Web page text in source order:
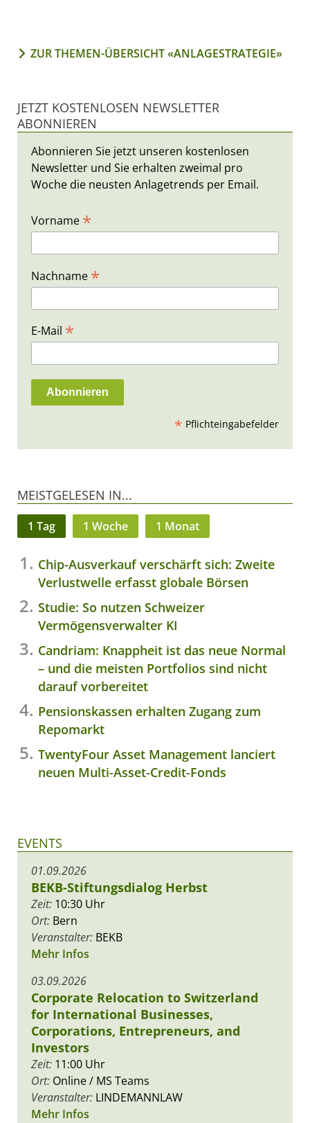
ZUR THEMEN-ÜBERSICHT «ANLAGESTRATEGIE»
JETZT KOSTENLOSEN NEWSLETTER
ABONNIEREN
Abonnieren Sie jetzt unseren kostenlosen
Newsletter und Sie erhalten zweimal pro
Woche die neusten Anlagetrends per Email.
Vorname *
Nachname *
E-Mail *
* Pflichteingabefelder
MEISTGELESEN IN...
1 Tag 1 Woche 1 Monat
Chip-Ausverkauf verschärft sich: Zweite
Verlustwelle erfasst globale Börsen
Studie: So nutzen Schweizer
Vermögensverwalter KI
Candriam: Knappheit ist das neue Normal
– und die meisten Portfolios sind nicht
darauf vorbereitet
Pensionskassen erhalten Zugang zum
Repomarkt
TwentyFour Asset Management lanciert
neuen Multi-Asset-Credit-Fonds
EVENTS
01.09.2026
BEKB-Stiftungsdialog Herbst
Zeit: 10:30 Uhr
Ort: Bern
Veranstalter: BEKB
Mehr Infos
03.09.2026
Corporate Relocation to Switzerland
for International Businesses,
Corporations, Entrepreneurs, and
Investors
Zeit: 11:00 Uhr
Ort: Online / MS Teams
Veranstalter: LINDEMANNLAW
Mehr Infos